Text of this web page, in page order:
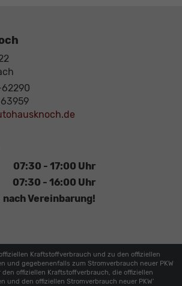
62290
07:30 - 17:00 Uhr
07:30 - 16:00 Uhr
nach Vereinbarung!
Kraftstoffverbrauch und zu den offiziellen
und gegebenenfalls zum Stromverbrauch neuer PKW
den offiziellen Kraftstoffverbrauch, die offiziellen
und den offiziellen Stromverbrauch neuer PKW'